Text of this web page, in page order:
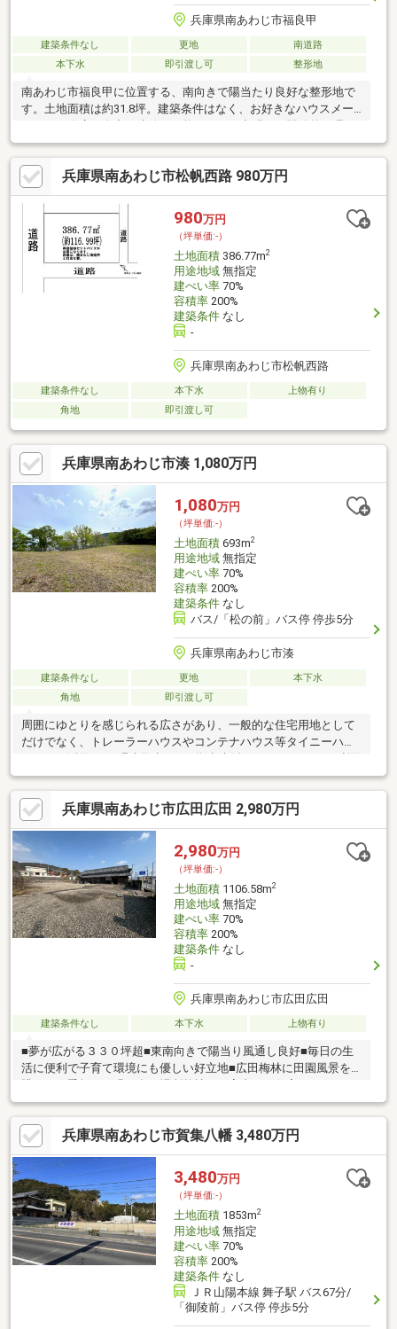
兵庫県南あわじ市福良甲
建築条件なし 更地
南道路
本下水
即引渡し可 整形地
南あわじ市福良甲に位置する、南向きで陽当たり良好な整形地で
す。土地面積は約31.8坪。建築条件はなく、お好きなハウスメー
カー・工務店で自由に建築が可能です。日中明るく開放的な環
境。周辺にはスーパー（徒歩14分）や郵便局、図書館、銀行が徒
歩6分圏内に揃い、生活利便性も確保されています。豊かな自然と
穏やかな街並みが魅力のエリアで、定住はもちろん別荘やセカン
ドハウス用地にもおすすめ。即引渡しが可能なため、スムーズに
ご計画を進めていただけます。お気軽にお問い合わせください。
兵庫県南あわじ市松帆西路 980万円
980万円
（坪単価:-）
土地面積386.77m2
用途地域無指定
建ぺい率70%
容積率200%
建築条件なし
-
兵庫県南あわじ市松帆西路
建築条件なし 本下水
上物有り
角地
即引渡し可
兵庫県南あわじ市湊 1,080万円
1,080万円
（坪単価:-）
土地面積693m2
用途地域無指定
建ぺい率70%
容積率200%
建築条件なし
バス/「松の前」バス停 停歩5分
兵庫県南あわじ市湊
建築条件なし 更地
本下水
角地
即引渡し可
周囲にゆとりを感じられる広さがあり、一般的な住宅用地として
だけでなく、トレーラーハウスやコンテナハウス等タイニーハウ
がイメージしやすい立地です。淡路島での週末滞在、リモートワ
ーク時の気分転換、アウトドアや家庭菜園を組み合わせた暮らし
など、都市部の生活に“もうひとつの居場所”を加えたい方におす
すめです。
兵庫県南あわじ市広田広田 2,980万円
2,980万円
（坪単価:-）
土地面積1106.58m2
用途地域無指定
建ぺい率70%
容積率200%
建築条件なし
-
兵庫県南あわじ市広田広田
建築条件なし 本下水 上物有り
■夢が広がる３３０坪超■東南向きで陽当り風通し良好■毎日の生
活に便利で子育て環境にも優しい好立地■広田梅林に田園風景を
相談、ご契約からお引き渡しまでしっかりとトータルサポート致
します。ご不明点やご不安なことがございましたら、何でもお気
軽にお問合せくださいませ。
兵庫県南あわじ市賀集八幡 3,480万円
3,480万円
（坪単価:-）
土地面積1853m2
用途地域無指定
建ぺい率70%
容積率200%
建築条件なし
ＪＲ山陽本線 舞子駅 バス67分/
「御陵前」バス停 停歩5分